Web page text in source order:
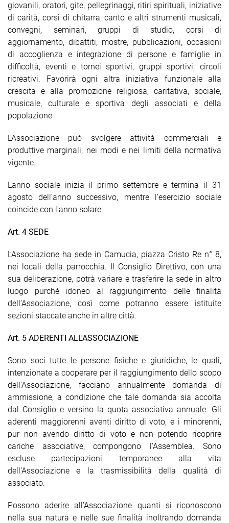
giovanili, oratori, gite, pellegrinaggi, ritiri spirituali, iniziative
di carità, corsi di chitarra, canto e altri strumenti musicali,
convegni, seminari, gruppi di studio, corsi di
aggiornamento, dibattiti, mostre, pubblicazioni, occasioni
di accoglienza e integrazione di persone e famiglie in
difficoltà, eventi e tornei sportivi, gruppi sportivi, circoli
ricreativi. Favorirà ogni altra iniziativa funzionale alla
crescita e alla promozione religiosa, caritativa, sociale,
musicale, culturale e sportiva degli associati e della
popolazione.
L'Associazione può svolgere attività commerciali e
produttive marginali, nei modi e nei limiti della normativa
vigente.
L'anno sociale inizia il primo settembre e termina il 31
agosto dell'anno successivo, mentre l'esercizio sociale
coincide con l'anno solare.
Art. 4 SEDE
L’Associazione ha sede in Camucia, piazza Cristo Re n° 8,
nei locali della parrocchia. Il Consiglio Direttivo, con una
sua deliberazione, potrà variare e trasferire la sede in altro
luogo purché idoneo al raggiungimento delle finalità
dell’Associazione, così come potranno essere istituite
sezioni staccate anche in altre città.
Art. 5 ADERENTI ALL'ASSOCIAZIONE
Sono soci tutte le persone fisiche e giuridiche, le quali,
intenzionate a cooperare per il raggiungimento dello scopo
dell'Associazione, facciano annualmente domanda di
ammissione, a condizione che tale domanda sia accolta
dal Consiglio e versino la quota associativa annuale. Gli
aderenti maggiorenni aventi diritto di voto, e i minorenni,
pur non avendo diritto di voto e non potendo ricoprire
cariche associative, compongono l'Assemblea. Sono
escluse partecipazioni temporanee alla vita
dell'Associazione e la trasmissibilità della qualità di
associato.
Possono aderire all’Associazione quanti si riconoscono
nella sua natura e nelle sue finalità inoltrando domanda